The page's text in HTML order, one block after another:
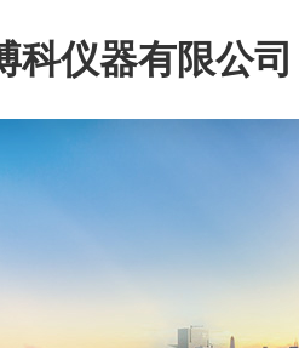
科仪器有限公司